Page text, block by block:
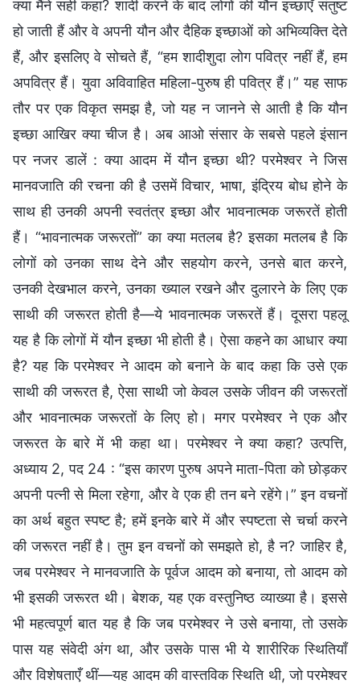
क्या मैंने सही कहा? शादी करने के बाद लोगों की यौन इच्छाएँ संतुष्ट
हो जाती हैं और वे अपनी यौन और दैहिक इच्छाओं को अभिव्यक्ति देते
हैं, और इसलिए वे सोचते हैं, “हम शादीशुदा लोग पवित्र नहीं हैं, हम
अपवित्र हैं। युवा अविवाहित महिला-पुरुष ही पवित्र हैं।” यह साफ
तौर पर एक विकृत समझ है, जो यह न जानने से आती है कि यौन
इच्छा आखिर क्या चीज है। अब आओ संसार के सबसे पहले इंसान
पर नजर डालें : क्या आदम में यौन इच्छा थी? परमेश्वर ने जिस
मानवजाति की रचना की है उसमें विचार, भाषा, इंद्रिय बोध होने के
साथ ही उनकी अपनी स्वतंत्र इच्छा और भावनात्मक जरूरतें होती
हैं। “भावनात्मक जरूरतों” का क्या मतलब है? इसका मतलब है कि
लोगों को उनका साथ देने और सहयोग करने, उनसे बात करने,
उनकी देखभाल करने, उनका ख्याल रखने और दुलारने के लिए एक
साथी की जरूरत होती है—ये भावनात्मक जरूरतें हैं। दूसरा पहलू
यह है कि लोगों में यौन इच्छा भी होती है। ऐसा कहने का आधार क्या
है? यह कि परमेश्वर ने आदम को बनाने के बाद कहा कि उसे एक
साथी की जरूरत है, ऐसा साथी जो केवल उसके जीवन की जरूरतों
और भावनात्मक जरूरतों के लिए हो। मगर परमेश्वर ने एक और
जरूरत के बारे में भी कहा था। परमेश्वर ने क्या कहा? उत्पत्ति,
अध्याय 2, पद 24 : “इस कारण पुरुष अपने माता-पिता को छोड़कर
अपनी पत्नी से मिला रहेगा, और वे एक ही तन बने रहेंगे।” इन वचनों
का अर्थ बहुत स्पष्ट है; हमें इनके बारे में और स्पष्टता से चर्चा करने
की जरूरत नहीं है। तुम इन वचनों को समझते हो, है न? जाहिर है,
जब परमेश्वर ने मानवजाति के पूर्वज आदम को बनाया, तो आदम को
भी इसकी जरूरत थी। बेशक, यह एक वस्तुनिष्ठ व्याख्या है। इससे
भी महत्वपूर्ण बात यह है कि जब परमेश्वर ने उसे बनाया, तो उसके
पास यह संवेदी अंग था, और उसके पास भी ये शारीरिक स्थितियाँ
और विशेषताएँ थीं—यह आदम की वास्तविक स्थिति थी, जो परमेश्वर